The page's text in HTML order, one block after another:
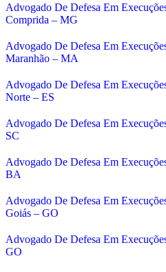
Advogado De Defesa Em
Comprida – MG
Advogado De Defesa Em
Maranhão – MA
Advogado De Defesa Em
Norte – ES
Advogado De Defesa Em
SC
Advogado De Defesa Em
BA
Advogado De Defesa Em
Goiás – GO
Advogado De Defesa Em
GO